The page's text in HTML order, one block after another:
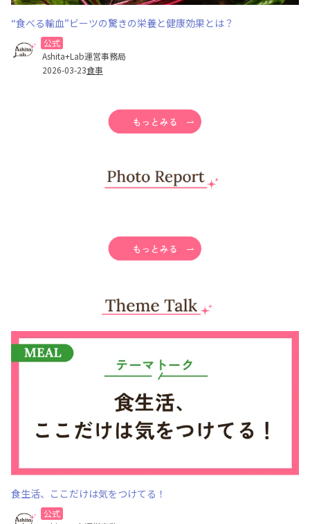
“食べる輸血”ビーツの驚きの栄養と健康効果とは？
公式
Ashita+Lab運営事務局
2026-03-23食事
食生活、ここだけは気をつけてる！
公式